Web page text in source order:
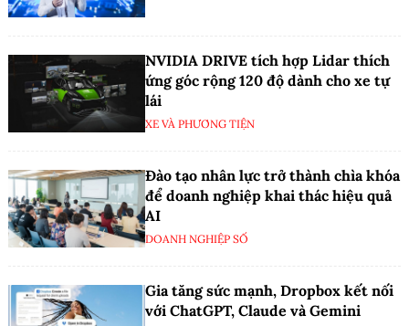
NVIDIA DRIVE tích hợp Lidar thích
ứng góc rộng 120 độ dành cho xe tự
lái
XE VÀ PHƯƠNG TIỆN
Đào tạo nhân lực trở thành chìa khóa
để doanh nghiệp khai thác hiệu quả
AI
DOANH NGHIỆP SỐ
Gia tăng sức mạnh, Dropbox kết nối
với ChatGPT, Claude và Gemini